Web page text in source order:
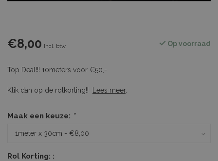
€8,00 Incl. btw Op voorraad
Top Deal!!! 10meters voor €50,-
Klik dan op de rolkorting!! Lees meer.
Maak een keuze: *
Rol Korting: :